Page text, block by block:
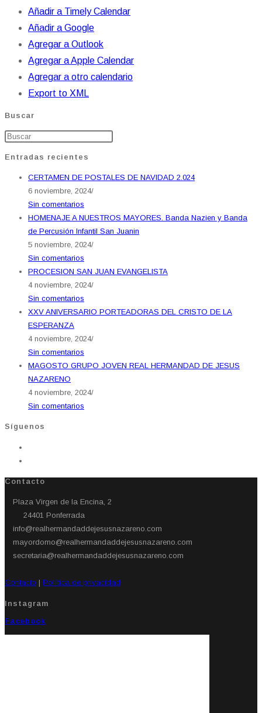
Añadir a Timely Calendar
Añadir a Google
Agregar a Outlook
Agregar a Apple Calendar
Agregar a otro calendario
Export to XML
Buscar
Entradas recientes
CERTAMEN DE POSTALES DE NAVIDAD 2.024
6 noviembre, 2024/
Sin comentarios
HOMENAJE A NUESTROS MAYORES. Banda Nazien y Banda
de Percusión Infantil San Juanin
5 noviembre, 2024/
Sin comentarios
PROCESION SAN JUAN EVANGELISTA
4 noviembre, 2024/
Sin comentarios
XXV ANIVERSARIO PORTEADORAS DEL CRISTO DE LA
ESPERANZA
4 noviembre, 2024/
Sin comentarios
MAGOSTO GRUPO JOVEN REAL HERMANDAD DE JESUS
NAZARENO
4 noviembre, 2024/
Sin comentarios
Síguenos
Contacto
Plaza Virgen de la Encina, 2
24401 Ponferrada​
info@realhermandaddejesusnazareno.com
mayordomo@realhermandaddejesusnazareno.com
secretaria@realhermandaddejesusnazareno.com
Contacto | Política de privacidad
Instagram
Facebook